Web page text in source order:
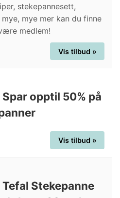
stekepannesett,
mye mer kan du finne
medlem!
Vis tilbud »
opptil 50% på
Vis tilbud »
Stekepanne